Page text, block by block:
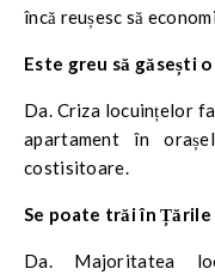
încă reușesc să
Este greu să găsești
Da. Criza locuințelor
apartament în
costisitoare.
Se poate trăi în Țările
Da. Majoritatea